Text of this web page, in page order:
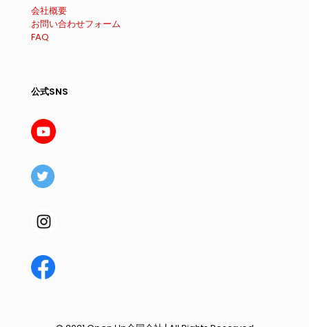
会社概要
お問い合わせフォーム
FAQ
公式SNS